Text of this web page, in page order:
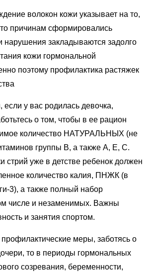
волокон кожи указывает на то,
причинам сформировались
нарушения закладываются задолго
кожи гормональной
поэтому профилактика растяжек
если у вас родилась девочка,
о том, чтобы в ее рацион
количество НАТУРАЛЬНЫХ (не
группы В, а также А, Е, С.
стрий уже в детстве ребенок должен
количество калия, ПНЖК (в
3), а также полный набор
числе и незаменимых. Важны
и занятия спортом.
меры, заботясь о
то в периоды гормональных
созревания, беременности,